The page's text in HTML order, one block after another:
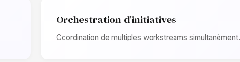
Orchestration d'initiatives
Coordination de multiples workstreams simultanément.